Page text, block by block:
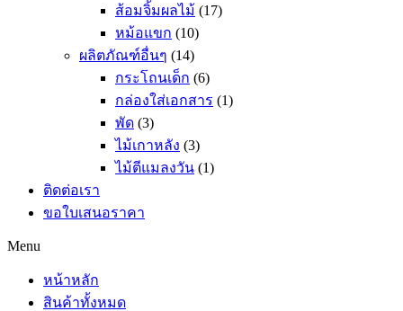
ส้อมจิ้มผลไม้ (17)
หม้อแขก (10)
ผลิตภัณฑ์อื่นๆ (14)
กระโถนเด็ก (6)
กล่องใส่เอกสาร (1)
พัด (3)
ไม้เกาหลัง (3)
ไม้ตีแมลงวัน (1)
ติดต่อเรา
ขอใบเสนอราคา
Menu
หน้าหลัก
สินค้าทั้งหมด